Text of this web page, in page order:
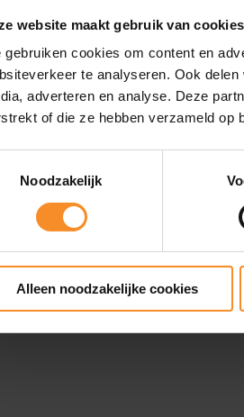
website maakt gebruik van cookies
gebruiken cookies om content en
te analyseren. Ook
adverteren en analyse. Deze
of die ze hebben verzameld op
Noodzakelijk
Alleen noodzakelijke cookies